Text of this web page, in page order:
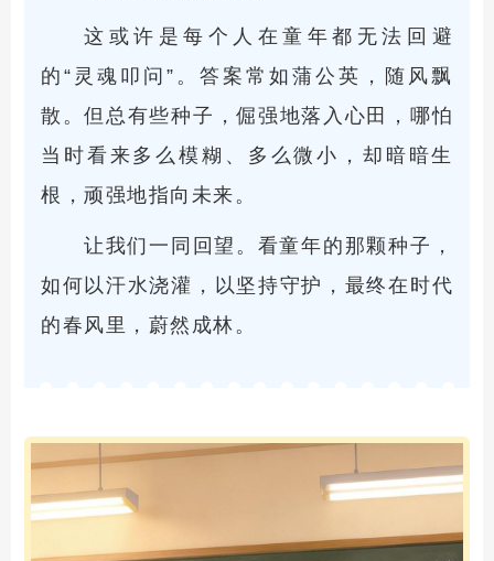
这或许是每个人在童年都无法回避
的“灵魂叩问”。答案常如蒲公英，随风飘
散。但总有些种子，倔强地落入心田，哪怕
当时看来多么模糊、多么微小，却暗暗生
根，顽强地指向未来。
让我们一同回望。看童年的那颗种子，
如何以汗水浇灌，以坚持守护，最终在时代
的春风里，蔚然成林。